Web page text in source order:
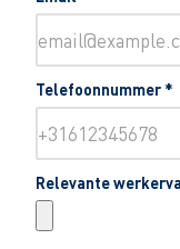
Telefoonnummer *
Relevante